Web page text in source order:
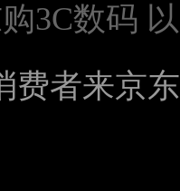
3C数码